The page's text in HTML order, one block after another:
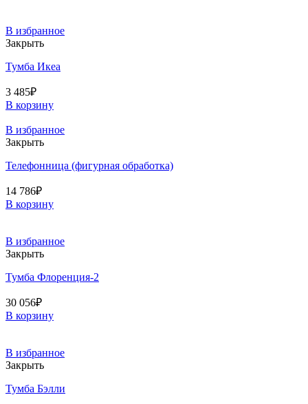
В избранное
Закрыть
Тумба Икеа
3 485₽
В корзину
В избранное
Закрыть
Телефонница (фигурная обработка)
14 786₽
В корзину
В избранное
Закрыть
Тумба Флоренция-2
30 056₽
В корзину
В избранное
Закрыть
Тумба Бэлли